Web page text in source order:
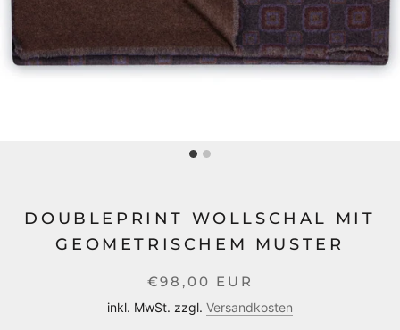
DOUBLEPRINT WOLLSCHAL MIT
GEOMETRISCHEM MUSTER
€98,00 EUR
inkl. MwSt. zzgl. Versandkosten